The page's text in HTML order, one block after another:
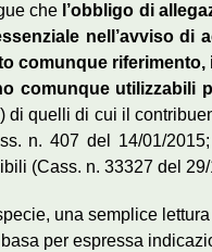
che l’obbligo di
nell’avviso di
comunque
comunque utilizzabili
di quelli di cui il
n. 407 del 14/01/
(Cass. n. 33327 del 29/
una semplice
per espressa